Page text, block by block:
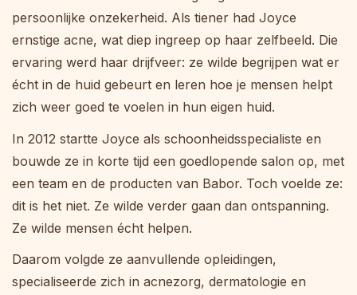
persoonlijke onzekerheid. Als tiener had Joyce
ernstige acne, wat diep ingreep op haar zelfbeeld. Die
ervaring werd haar drijfveer: ze wilde begrijpen wat er
écht in de huid gebeurt en leren hoe je mensen helpt
zich weer goed te voelen in hun eigen huid.
In 2012 startte Joyce als schoonheidsspecialiste en
bouwde ze in korte tijd een goedlopende salon op, met
een team en de producten van Babor. Toch voelde ze:
dit is het niet. Ze wilde verder gaan dan ontspanning.
Ze wilde mensen écht helpen.
Daarom volgde ze aanvullende opleidingen,
specialiseerde zich in acnezorg, dermatologie en